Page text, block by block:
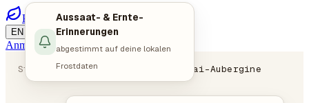
PlotMyGarden
EN DE / ES
Anmelden Jetzt planen
Startseite Pflanzen Thai-Aubergine
Aussaat- & Ernte-
Erinnerungen
abgestimmt auf deine lokalen
Frostdaten